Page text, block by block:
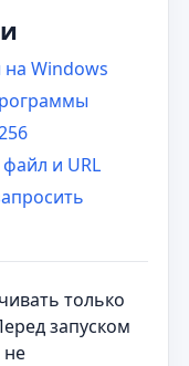
Windows
и URL
только
запуском
не